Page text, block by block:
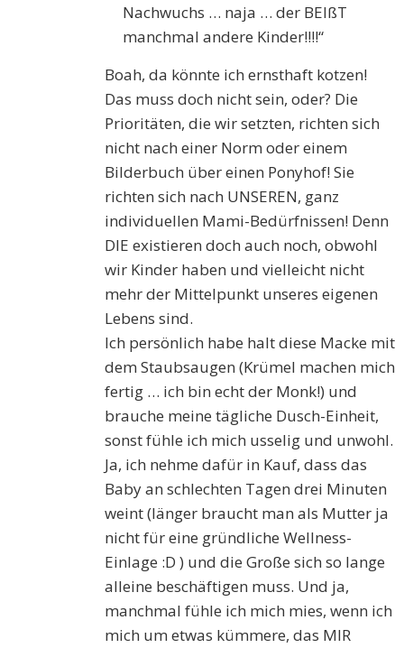
Nachwuchs … naja … der BEIßT
manchmal andere Kinder!!!!“
Boah, da könnte ich ernsthaft kotzen!
Das muss doch nicht sein, oder? Die
Prioritäten, die wir setzten, richten sich
nicht nach einer Norm oder einem
Bilderbuch über einen Ponyhof! Sie
richten sich nach UNSEREN, ganz
individuellen Mami-Bedürfnissen! Denn
DIE existieren doch auch noch, obwohl
wir Kinder haben und vielleicht nicht
mehr der Mittelpunkt unseres eigenen
Lebens sind.
Ich persönlich habe halt diese Macke mit
dem Staubsaugen (Krümel machen mich
fertig … ich bin echt der Monk!) und
brauche meine tägliche Dusch-Einheit,
sonst fühle ich mich usselig und unwohl.
Ja, ich nehme dafür in Kauf, dass das
Baby an schlechten Tagen drei Minuten
weint (länger braucht man als Mutter ja
nicht für eine gründliche Wellness-
Einlage :D ) und die Große sich so lange
alleine beschäftigen muss. Und ja,
manchmal fühle ich mich mies, wenn ich
mich um etwas kümmere, das MIR